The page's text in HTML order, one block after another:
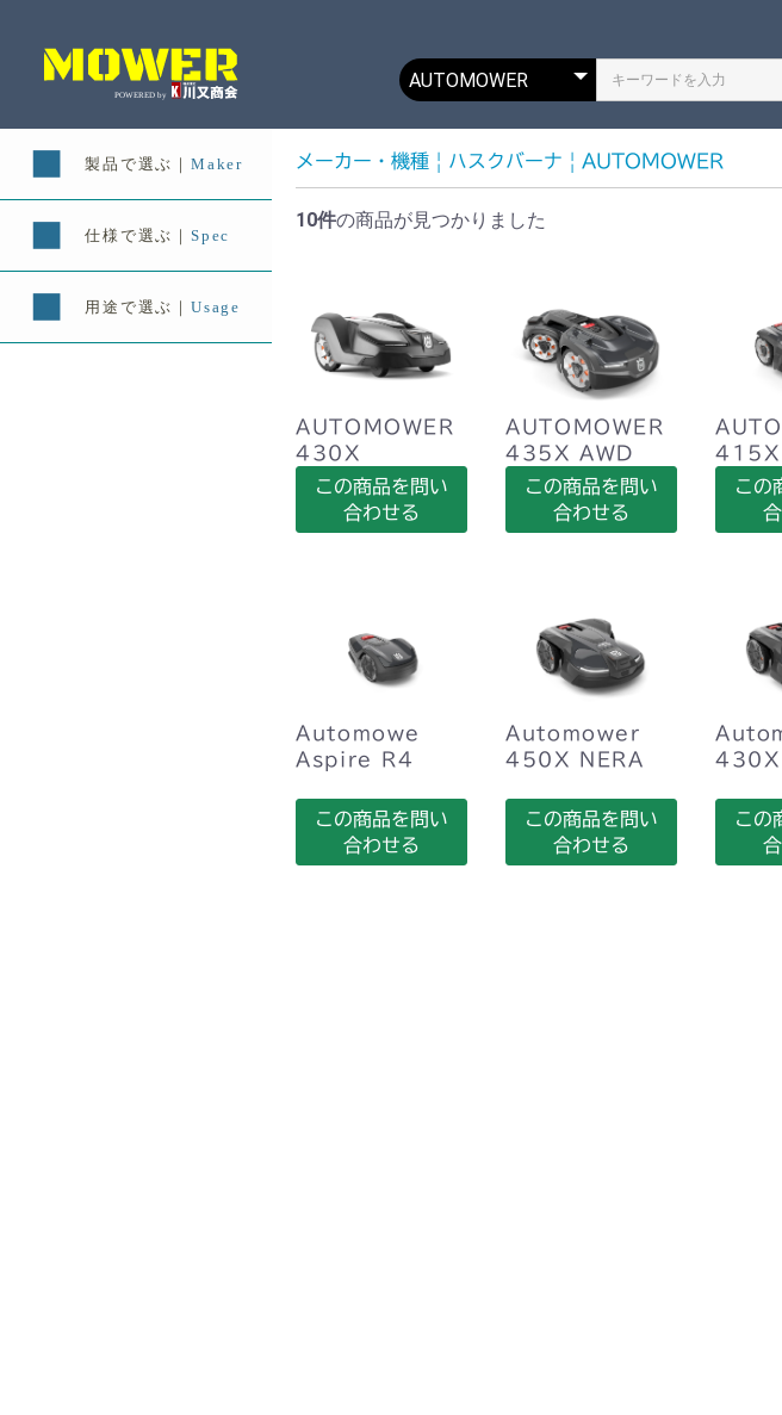
メーカー・機種 | ハスクバーナ | AUTOMOWER
10件の商品が見つかりました
AUTOMOWER
430X
この商品を問い
合わせる
AUTOMOWER
435X AWD
この商品を問い
合わせる
415X
この
Automowe
Aspire R4
この商品を問い
合わせる
Automower
450X NERA
この商品を問い
合わせる
430X
この